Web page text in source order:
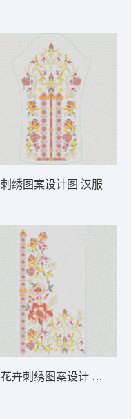
刺绣图案设计图 汉服
花卉刺绣图案设计 汉服